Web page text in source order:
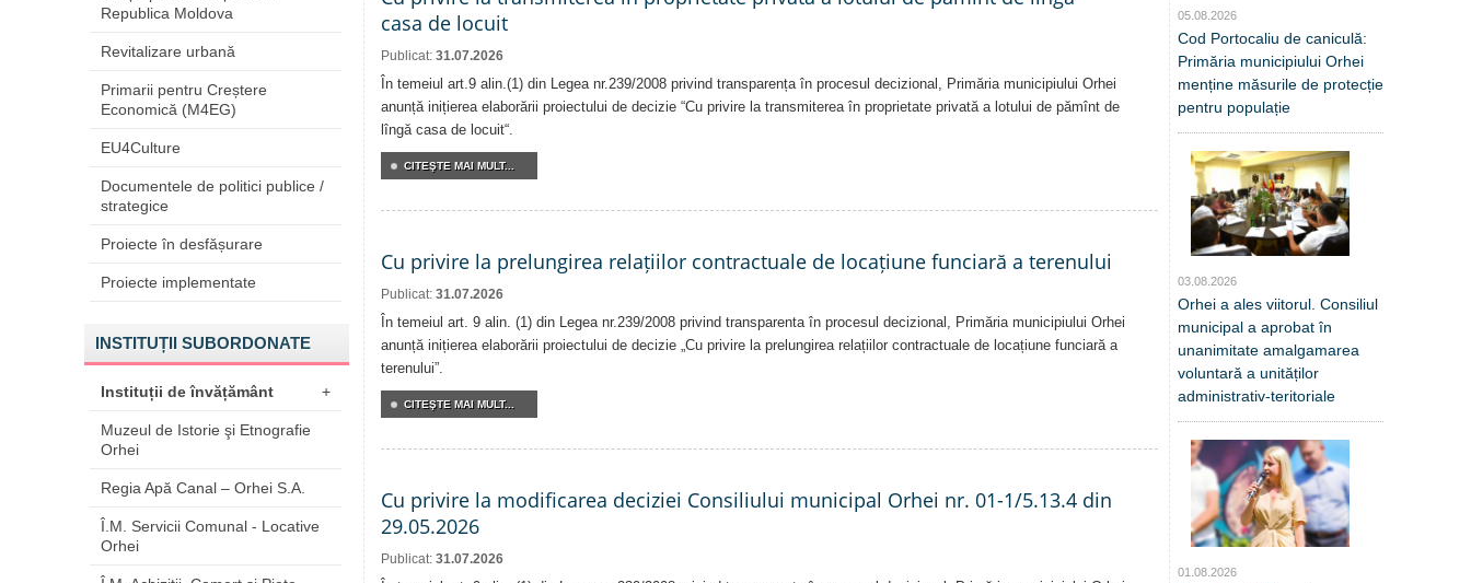
Republica Moldova
Revitalizare urbană
Primarii pentru Creștere
Economică (M4EG)
EU4Culture
Documentele de politici publice /
strategice
Proiecte în desfășurare
Proiecte implementate
INSTITUȚII SUBORDONATE
Instituții de învățământ +
Muzeul de Istorie şi Etnografie
Orhei
Regia Apă Canal – Orhei S.A.
Î.M. Servicii Comunal - Locative
Orhei
casa de locuit
Publicat: 31.07.2026
În temeiul art.9 alin.(1) din Legea nr.239/2008 privind transparența în procesul decizional, Primăria municipiului Orhei
anunță inițierea elaborării proiectului de decizie “Cu privire la transmiterea în proprietate privată a lotului de pămînt de
lîngă casa de locuit“.
CITEŞTE MAI MULT...
Cu privire la prelungirea relațiilor contractuale de locațiune funciară a terenului
Publicat: 31.07.2026
În temeiul art. 9 alin. (1) din Legea nr.239/2008 privind transparenta în procesul decizional, Primăria municipiului Orhei
anunță inițierea elaborării proiectului de decizie „Cu privire la prelungirea relațiilor contractuale de locațiune funciară a
terenului”.
CITEŞTE MAI MULT...
Cu privire la modificarea deciziei Consiliului municipal Orhei nr. 01-1/5.13.4 din
29.05.2026
Publicat: 31.07.2026
05.08.2026
Cod Portocaliu de caniculă:
Primăria municipiului Orhei
menține măsurile de protecție
pentru populație
03.08.2026
Orhei a ales viitorul. Consiliul
municipal a aprobat în
unanimitate amalgamarea
voluntară a unităților
administrativ-teritoriale
01.08.2026